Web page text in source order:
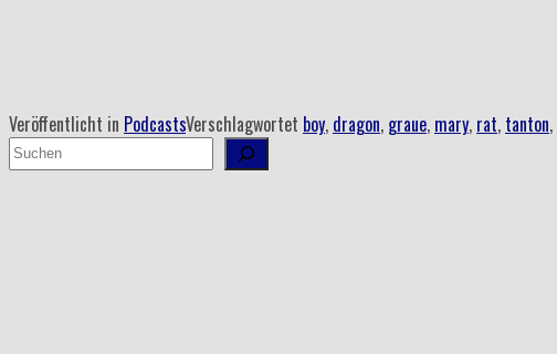
über
Veröffentlicht in PodcastsVerschlagwortet boy, dragon, graue, mary, rat, tanton,
Suchen